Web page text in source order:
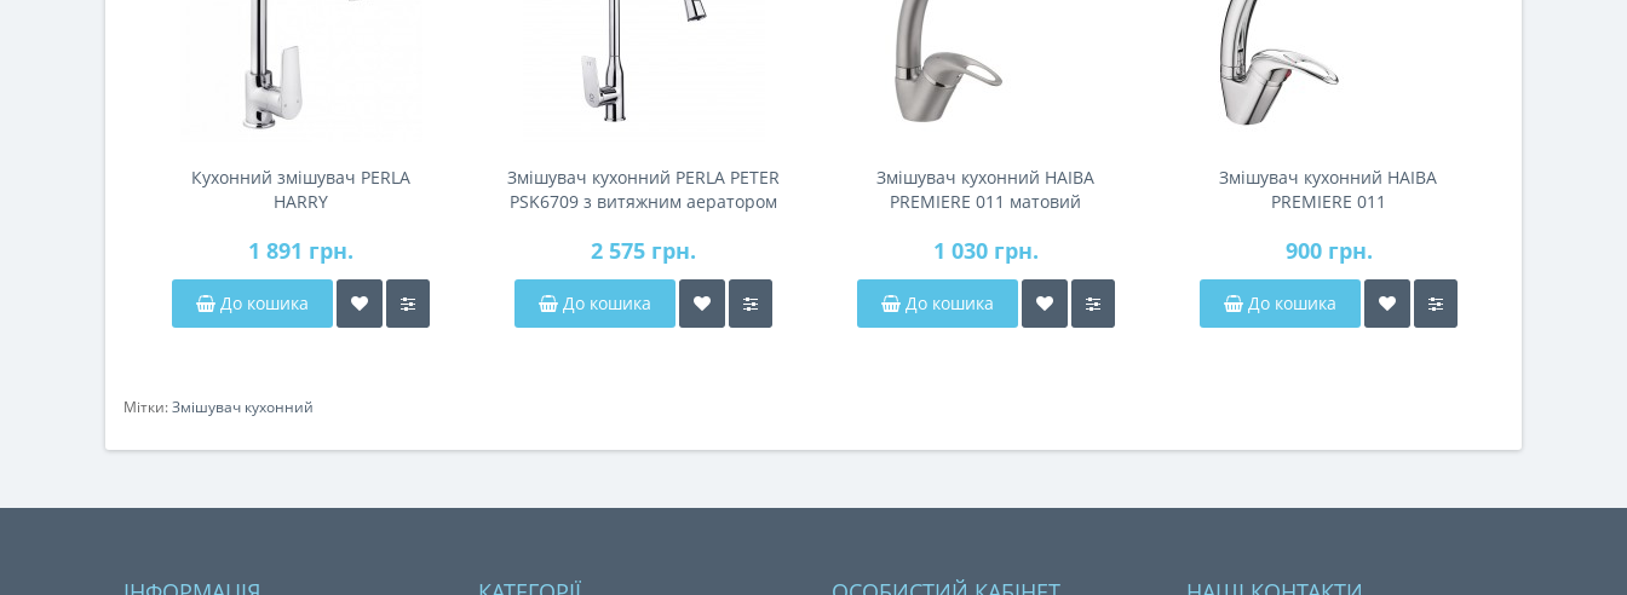
Кухонний змішувач PERLA
HARRY
1 891 грн.
До кошика
Змішувач кухонний PERLA PETER
PSK6709 з витяжним аератором
2 575 грн.
До кошика
Змішувач кухонний HAIBA
PREMIERE 011 матовий
1 030 грн.
До кошика
Змішувач кухонний HAIBA
PREMIERE 011
900 грн.
До кошика
Мітки:Змішувач кухонний